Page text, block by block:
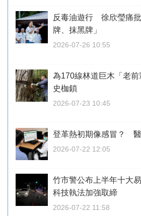
反毒油遊行 徐欣瑩痛
牌、抹黑牌」
2026-07-26 10:55
為170線林道巨木「老
史枷鎖
2026-07-23 10:45
登革熱初期像感冒？
2026-07-22 12:05
竹市警公布上半年十大
科技執法加強取締
2026-07-22 11:58